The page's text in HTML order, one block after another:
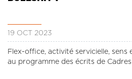
19 OCT 2023
Flex-office, activité servicielle,
au programme des écrits de